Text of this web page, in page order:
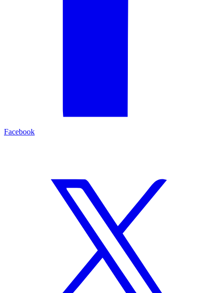
Facebook